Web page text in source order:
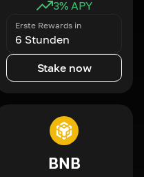
3% APY
Erste Rewards in
6 Stunden
Stake now
BNB